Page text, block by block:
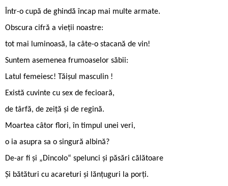
Într-o cupă de ghindă încap mai multe armate.
Obscura cifră a vieții noastre:
tot mai luminoasă, la câte-o stacană de vin!
Suntem asemenea frumoaselor săbii:
Latul femeiesc! Tăișul masculin !
Există cuvinte cu sex de fecioară,
de târfă, de zeiță și de regină.
Moartea câtor flori, în timpul unei veri,
o ia asupra sa o singură albină?
De-ar fi și „Dincolo“ spelunci și păsări călătoare
Și bătături cu acareturi și lănțuguri la porți.